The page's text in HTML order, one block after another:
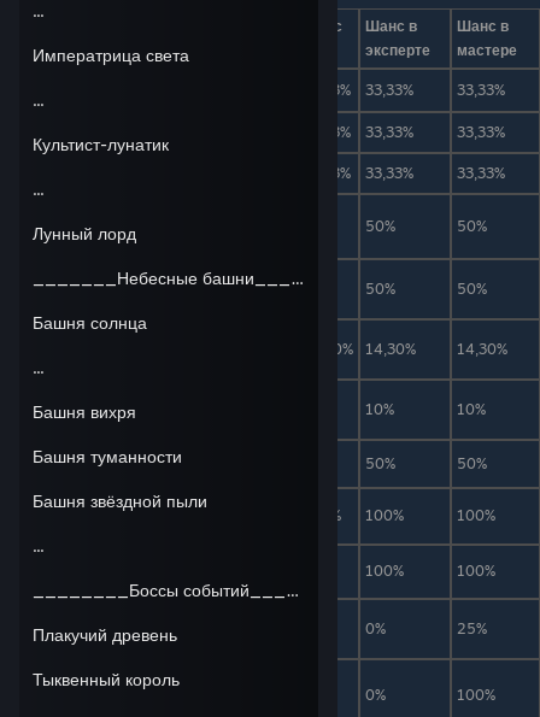
...
Императрица света
...
Культист-лунатик
...
Лунный лорд
_______Небесные башни_______
Башня солнца
...
Башня вихря
Башня туманности
Башня звёздной пыли
...
________Боссы событий________
Плакучий древень
Тыквенный король
Шанс
Шанс в
эксперте
Шанс в
мастере
33,33% 33,33% 33,33%
33,33% 33,33% 33,33%
33,33% 33,33% 33,33%
Слизневый крюк 50% 50%
Слизневый
1 50% 50%
Маска короля
14,30% 14,30% 14,30%
слизней
10% 10%
Скользкое седло 50% 50%
Отвердитель 100% 100% 100%
100% 100%
восторг
0% 25%
Реликвия короля
0% 100%